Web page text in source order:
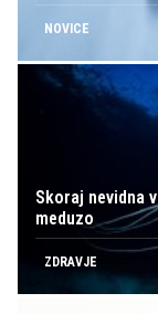
NOVICE
Skoraj nevidna
meduzo
ZDRAVJE